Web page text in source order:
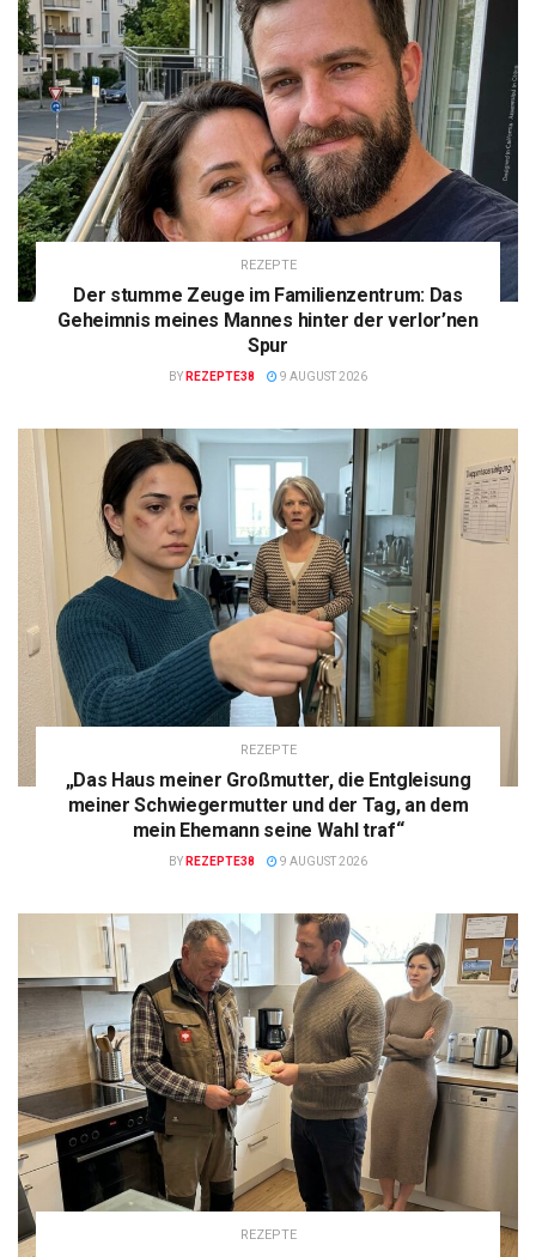
REZEPTE
Der stumme Zeuge im Familienzentrum: Das
Geheimnis meines Mannes hinter der verlor’nen
Spur
BY REZEPTE38 9 AUGUST 2026
REZEPTE
„Das Haus meiner Großmutter, die Entgleisung
meiner Schwiegermutter und der Tag, an dem
mein Ehemann seine Wahl traf“
BY REZEPTE38 9 AUGUST 2026
REZEPTE